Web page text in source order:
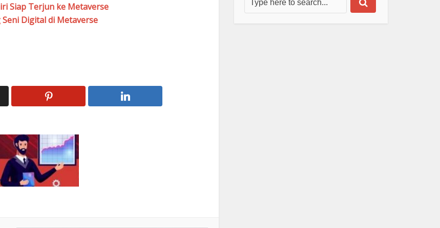
Siap Terjun ke Metaverse
Digital di Metaverse